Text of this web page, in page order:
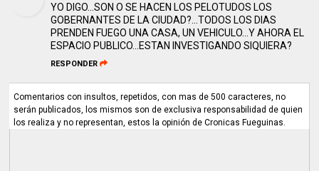
YO DIGO...SON O SE HACEN LOS PELOTUDOS LOS
GOBERNANTES DE LA CIUDAD?...TODOS LOS DIAS
PRENDEN FUEGO UNA CASA, UN VEHICULO...Y AHORA EL
ESPACIO PUBLICO...ESTAN INVESTIGANDO SIQUIERA?
RESPONDER
Comentarios con insultos, repetidos, con mas de 500 caracteres, no
serán publicados, los mismos son de exclusiva responsabilidad de quien
los realiza y no representan, estos la opinión de Cronicas Fueguinas.